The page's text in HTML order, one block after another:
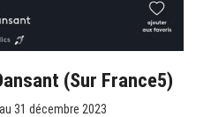
(sur France5)
31 décembre 2023